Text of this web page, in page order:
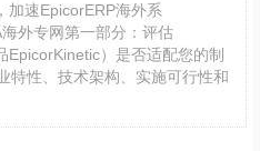
加速EpicorERP海外系
外专网第一部分：评估
）是否适配您的制
特性、技术架构、实施可行性和